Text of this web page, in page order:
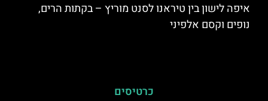
איפה לישון בין טיראנו לסנט מוריץ – בקתות הרים,
נופים וקסם אלפיני
כרטיסים